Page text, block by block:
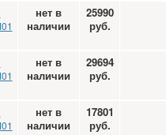
нет в
наличии
25990
руб.
нет в
наличии
29694
руб.
нет в
наличии
17801
руб.